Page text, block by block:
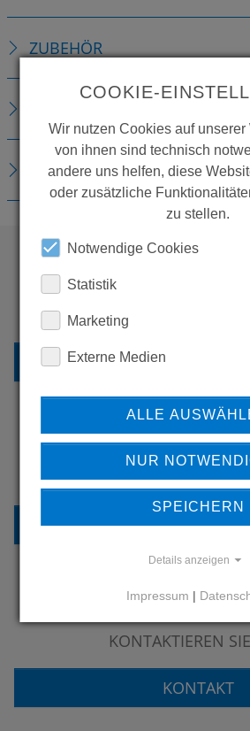
ZUBEHÖR
DOWNLOADS
PRODUKTE
ZURÜCK ZUR
ERFAHREN SIE
UNSERE
REFERENZEN
KONTAKTIEREN
KONTAKT
COOKIE-
Wir nutzen Cookies auf
von ihnen sind technisch
andere uns helfen, diese
oder zusätzliche
zu stellen.
Notwendige Cookies
Statistik
Marketing
Externe Medien
ALLE
NUR
SPEICHERN
Details anzeigen
Impressum |